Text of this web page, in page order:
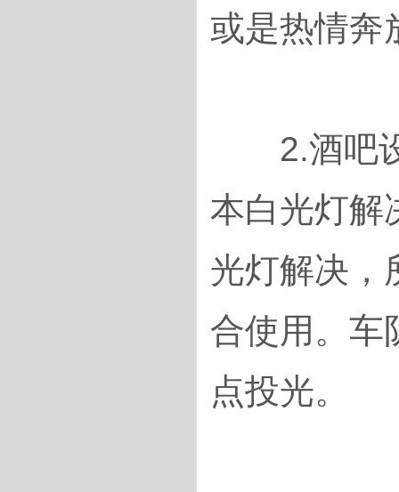
或是热情奔
2.酒吧设
本白光灯解
光灯解决，
合使用。车
点投光。